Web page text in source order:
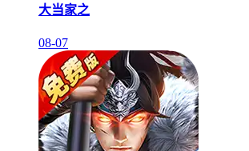
大当家之
08-07